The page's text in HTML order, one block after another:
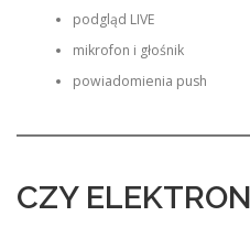
podgląd LIVE
mikrofon i głośnik
powiadomienia push
CZY